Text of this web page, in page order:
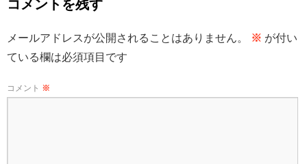
コメントを残す
メールアドレスが公開されることはありません。 ※ が付い
ている欄は必須項目です
コメント ※